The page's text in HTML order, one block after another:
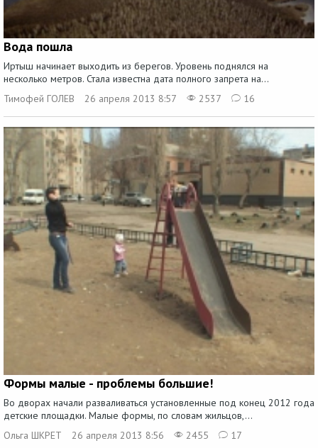
Вода пошла
Иртыш начинает выходить из берегов. Уровень поднялся на
несколько метров. Стала известна дата полного запрета на...
Тимофей ГОЛЕВ
26 апреля 2013 8:57 2537 16
Формы малые - проблемы большие!
Во дворах начали разваливаться установленные под конец 2012 года
детские площадки. Малые формы, по словам жильцов,...
Ольга ШКРЕТ
26 апреля 2013 8:56 2455 17